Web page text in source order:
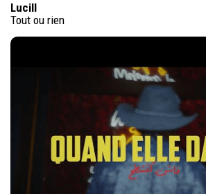
Lucill
Tout ou rien